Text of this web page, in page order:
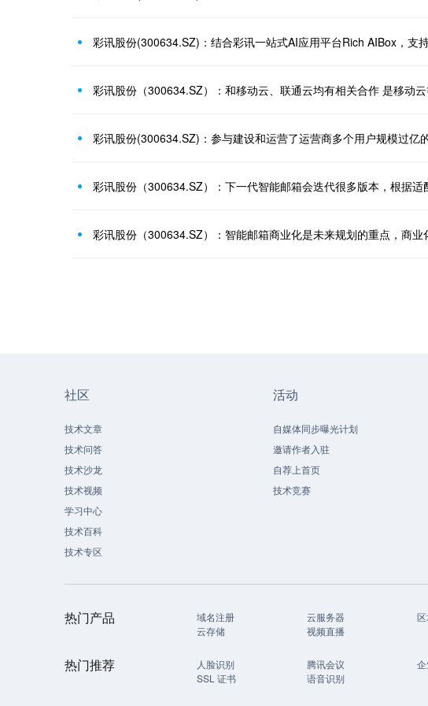
社区
技术文章
技术问答
技术沙龙
技术视频
学习中心
技术百科
技术专区
活动
自媒体同步曝光计划
邀请作者入驻
自荐上首页
技术竞赛
热门产品 域名注册 云服务器
云存储
视频直播
热门推荐 人脸识别 腾讯会议
SSL 证书
语音识别